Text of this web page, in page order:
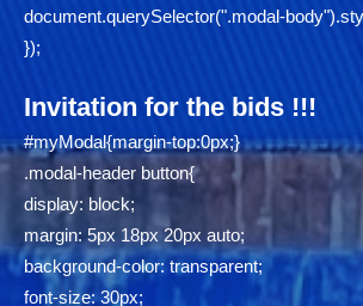
document.querySelector(".modal-
});
Invitation for the bids !!!
#myModal{margin-top:0px;}
.modal-header button{
display: block;
margin: 5px 18px 20px auto;
background-color: transparent;
font-size: 30px;